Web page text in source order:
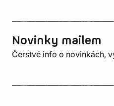
Novinky mailem
Čerstvé info o novinkách,